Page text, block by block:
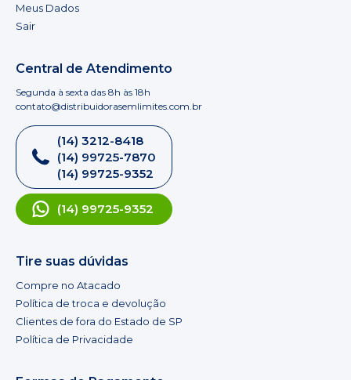
Meus Dados
Sair
Central de Atendimento
Segunda à sexta das 8h às 18h
contato@distribuidorasemlimites.com.br
(14) 3212-8418
(14) 99725-7870
(14) 99725-9352
(14) 99725-9352
Tire suas dúvidas
Compre no Atacado
Política de troca e devolução
Clientes de fora do Estado de SP
Política de Privacidade